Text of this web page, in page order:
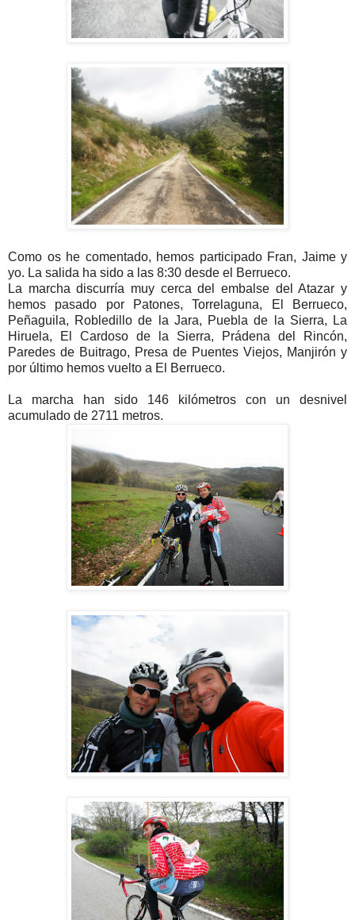
Como os he comentado, hemos participado Fran, Jaime y
yo. La salida ha sido a las 8:30 desde el Berrueco.
La marcha discurría muy cerca del embalse del Atazar y
hemos pasado por Patones, Torrelaguna, El Berrueco,
Peñaguila, Robledillo de la Jara, Puebla de la Sierra, La
Hiruela, El Cardoso de la Sierra, Prádena del Rincón,
Paredes de Buitrago, Presa de Puentes Viejos, Manjirón y
por último hemos vuelto a El Berrueco.
La marcha han sido 146 kilómetros con un desnivel
acumulado de 2711 metros.